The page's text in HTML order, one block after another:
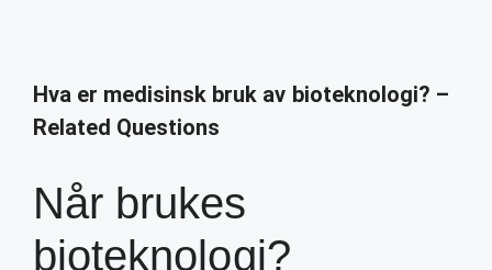
Hva er medisinsk bruk av bioteknologi? –
Related Questions
Når brukes
bioteknologi?